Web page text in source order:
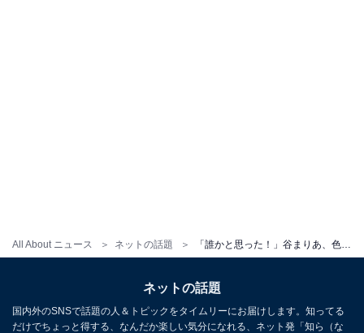
All About ニュース ネットの話題
ネットの話題
国内外のSNSで話題の人＆トピックをタイムリーにお届けします。知ってる
だけでちょっと得する、なんだか楽しい気分になれる、ネット発「知ら（な